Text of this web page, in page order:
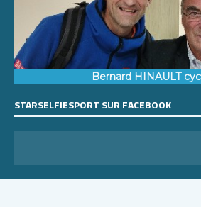
Bernard HINAULT
STARSELFIESPORT SUR FACEBOOK